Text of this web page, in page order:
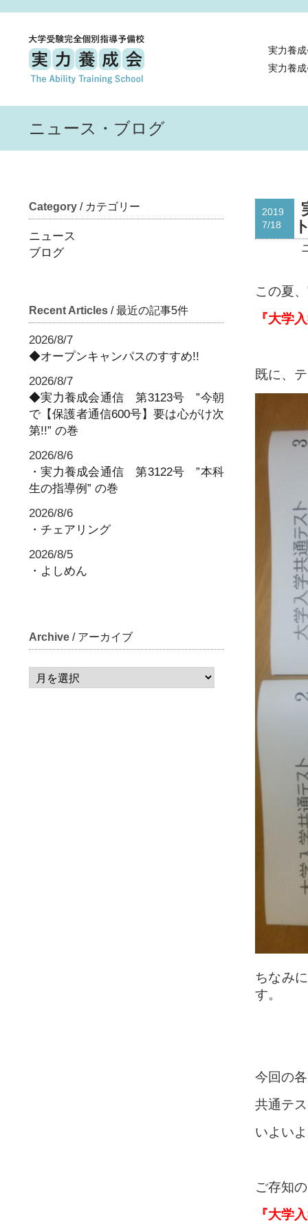
実力養
実力養
ニュース・ブログ
Category / カテゴリー
ニュース
ブログ
Recent Articles / 最近の記事5件
2026/8/7
◆オープンキャンパスのすすめ!!
2026/8/7
◆実力養成会通信 第3123号 ”今朝
で【保護者通信600号】要は心がけ次
第!!” の巻
2026/8/6
・実力養成会通信 第3122号 ”本科
生の指導例” の巻
2026/8/6
・チェアリング
2026/8/5
・よしめん
Archive / アーカイブ
2019
7/18
この夏
『大学
既に、
ちなみ
す。
今回の
共通テ
いよい
ご存知
『大学